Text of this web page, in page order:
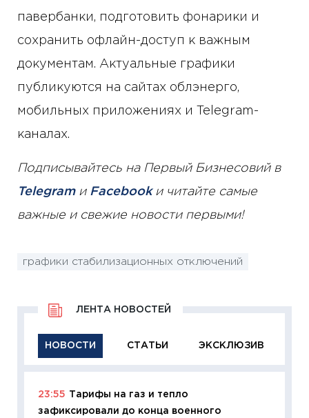
павербанки, подготовить фонарики и
сохранить офлайн-доступ к важным
документам. Актуальные графики
публикуются на сайтах облэнерго,
мобильных приложениях и Telegram-
каналах.
Подписывайтесь на Первый Бизнесовий в
Telegramи Facebookи читайте самые
важные и свежие новости первыми!
графики стабилизационных отключений
НОВОСТИ СТАТЬИ ЭКСКЛЮЗИВ
ЛЕНТА НОВОСТЕЙ
23:55
Тарифы на газ и тепло
зафиксировали до конца военного